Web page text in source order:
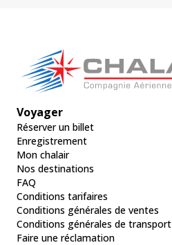
Voyager
Réserver un billet
Enregistrement
Mon chalair
Nos destinations
FAQ
Conditions tarifaires
Conditions générales de ventes
Conditions générales de transport
Faire une réclamation